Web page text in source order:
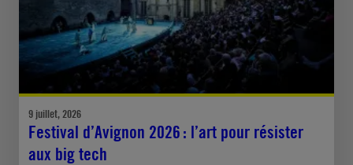
9 juillet, 2026
Festival d’Avignon 2026 : l’art pour résister
aux big tech